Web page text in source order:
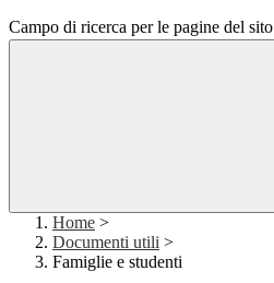
Campo di ricerca per le pagine del sito
Home >
Documenti utili >
Famiglie e studenti